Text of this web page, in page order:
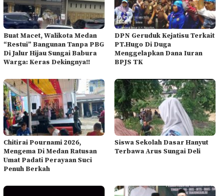
Buat Macet, Walikota Medan
“Restui” Bangunan Tanpa PBG
Di Jalur Hijau Sungai Babura
Warga: Keras Dekingnya!!
DPN Geruduk Kejatisu Terkait
PT.Hugo Di Duga
Menggelapkan Dana Iuran
BPJS TK
Chitirai Pournami 2026,
Mengema Di Medan Ratusan
Umat Padati Perayaan Suci
Penuh Berkah
Siswa Sekolah Dasar Hanyut
Terbawa Arus Sungai Deli